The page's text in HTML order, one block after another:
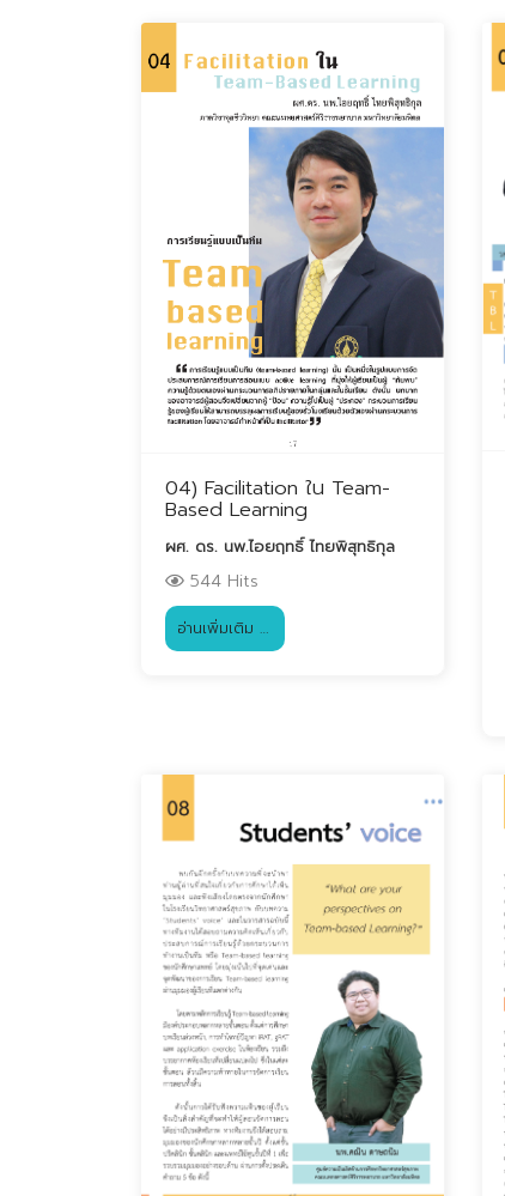
04) Facilitation ใน Team-
Based Learning
ผศ. ดร. นพ.ไอยฤทธิ์ ไทยพิสุทธิกุล
544 Hits
อ่านเพิ่มเติม …